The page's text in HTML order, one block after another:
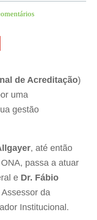
de Acreditação)
uma
gestão
, até então
passa a atuar
e Dr. Fábio
da
Institucional.